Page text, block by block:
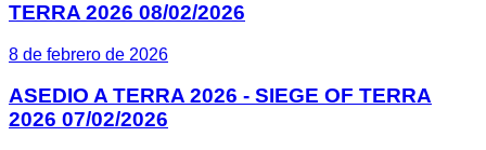
TERRA 2026 08/02/2026
8 de febrero de 2026
ASEDIO A TERRA 2026 - SIEGE OF TERRA
2026 07/02/2026